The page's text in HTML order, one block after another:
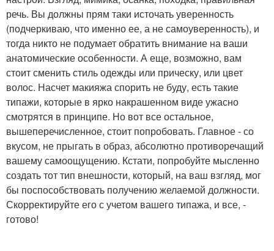
речь. Вы должны прям таки источать уверенность
(подчеркиваю, что именно ее, а не самоуверенность), и
тогда никто не подумает обратить внимание на ваши
анатомические особенности. А еще, возможно, вам
стоит сменить стиль одежды или прическу, или цвет
волос. Насчет макияжа спорить не буду, есть такие
типажи, которые в ярко накрашенном виде ужасно
смотрятся в принципе. Но вот все остальное,
вышеперечисленное, стоит попробовать. Главное - со
вкусом, не прыгать в образ, абсолютно противоречащий
вашему самоощущению. Кстати, попробуйте мысленно
создать тот тип внешности, который, на ваш взгляд, мог
бы поспособствовать получению желаемой должности.
Скорректируйте его с учетом вашего типажа, и все, -
готово!